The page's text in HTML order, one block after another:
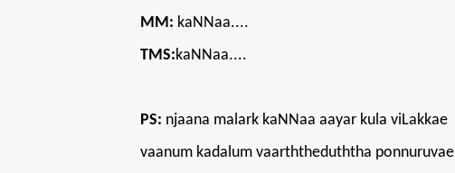
MM: kaNNaa....
TMS:kaNNaa....
PS: njaana malark kaNNaa aayar kula viLakkae
vaanum kadalum vaarththeduththa ponnuruvae